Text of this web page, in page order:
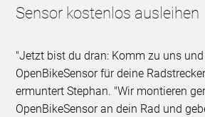
Sensor kostenlos ausleihen
"Jetzt bist du dran: Komm zu uns
OpenBikeSensor für deine
ermuntert Stephan. "Wir montieren
OpenBikeSensor an dein Rad und